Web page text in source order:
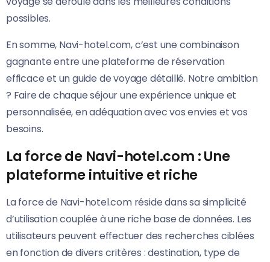
possibles.
En somme, Navi-hotel.com, c’est une combinaison
gagnante entre une plateforme de réservation
efficace et un guide de voyage détaillé. Notre ambition
? Faire de chaque séjour une expérience unique et
personnalisée, en adéquation avec vos envies et vos
besoins.
La force de Navi-hotel.com : Une
plateforme intuitive et riche
La force de Navi-hotel.com réside dans sa simplicité
d’utilisation couplée à une riche base de données. Les
utilisateurs peuvent effectuer des recherches ciblées
en fonction de divers critères : destination, type de